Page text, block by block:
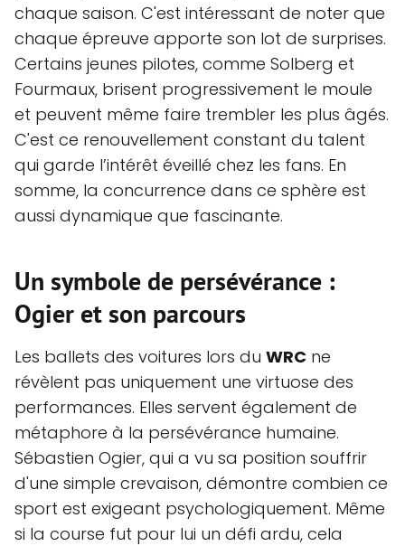
chaque saison. C'est intéressant de noter que
chaque épreuve apporte son lot de surprises.
Certains jeunes pilotes, comme Solberg et
Fourmaux, brisent progressivement le moule
et peuvent même faire trembler les plus âgés.
C'est ce renouvellement constant du talent
qui garde l’intérêt éveillé chez les fans. En
somme, la concurrence dans ce sphère est
aussi dynamique que fascinante.
Un symbole de persévérance :
Ogier et son parcours
Les ballets des voitures lors du WRC ne
révèlent pas uniquement une virtuose des
performances. Elles servent également de
métaphore à la persévérance humaine.
Sébastien Ogier, qui a vu sa position souffrir
d'une simple crevaison, démontre combien ce
sport est exigeant psychologiquement. Même
si la course fut pour lui un défi ardu, cela